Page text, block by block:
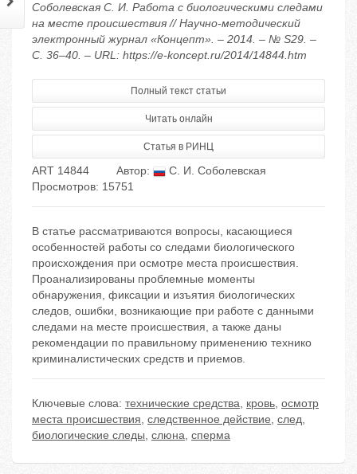
Соболевская С. И. Работа с биологическими следами
на месте происшествия // Научно-методический
электронный журнал «Концепт». – 2014. – № S29. –
С. 36–40. – URL: https://e-koncept.ru/2014/14844.htm
Полный текст статьи
Читать онлайн
Статья в РИНЦ
ART 14844 Автор:
С. И. Соболевская
Просмотров: 15751
В статье рассматриваются вопросы, касающиеся
особенностей работы со следами биологического
происхождения при осмотре места происшествия.
Проанализированы проблемные моменты
обнаружения, фиксации и изъятия биологических
следов, ошибки, возникающие при работе с данными
следами на месте происшествия, а также даны
рекомендации по правильному применению технико
криминалистических средств и приемов.
Ключевые слова: технические средства, кровь, осмотр
места происшествия, следственное действие, след,
биологические следы, слюна, сперма